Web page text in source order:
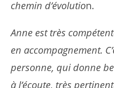
chemin d’évolution.
Anne est très
en accompagnement.
personne, qui donne
à l’écoute, très